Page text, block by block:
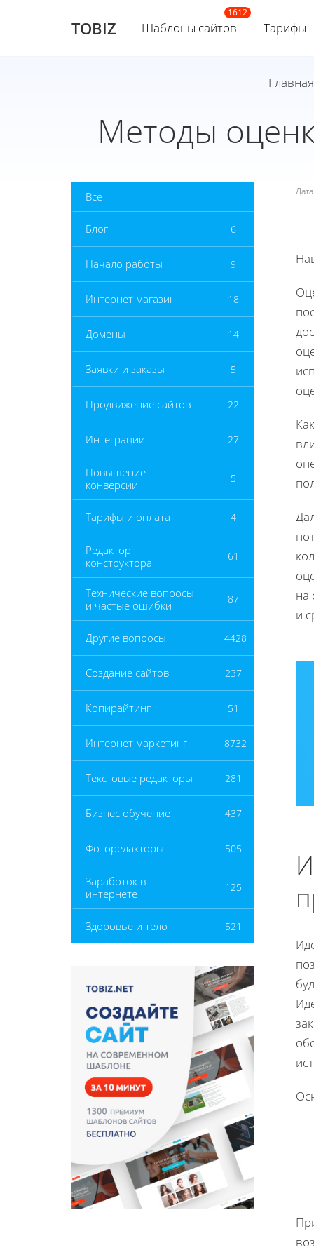
TOBIZ Шаблоны сайтов Тарифы
Главная
Методы
Все
Блог 6
Начало работы 9
Интернет магазин 18
Домены 14
Заявки и заказы 5
Продвижение сайтов 22
Интеграции 27
Повышение
конверсии
5
Тарифы и оплата 4
Редактор
конструктора
61
Технические вопросы
и частые ошибки
87
Другие вопросы 4428
Создание сайтов 237
Копирайтинг 51
Интернет маркетинг 8732
Текстовые редакторы 281
Бизнес обучение 437
Фоторедакторы 505
Заработок в
интернете
125
Здоровье и тело 521
на
и